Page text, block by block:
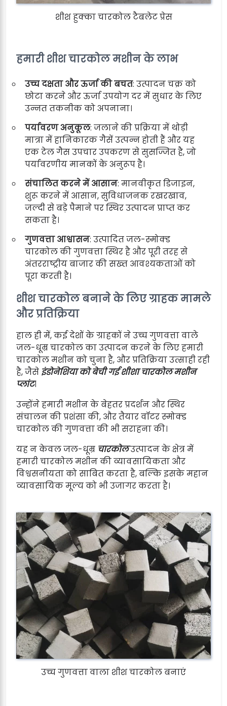
शीश हुक्का चारकोल टैबलेट प्रेस
हमारी शीश चारकोल मशीन के लाभ
उच्च दक्षता और ऊर्जा की बचत: उत्पादन चक्र को
छोटा करने और ऊर्जा उपयोग दर में सुधार के लिए
उन्नत तकनीक को अपनाना।
पर्यावरण अनुकूल: जलाने की प्रक्रिया में थोड़ी
मात्रा में हानिकारक गैसें उत्पन्न होती हैं और यह
एक टेल गैस उपचार उपकरण से सुसज्जित है, जो
पर्यावरणीय मानकों के अनुरूप है।
संचालित करने में आसान: मानवीकृत डिजाइन,
शुरू करने में आसान, सुविधाजनक रखरखाव,
जल्दी से बड़े पैमाने पर स्थिर उत्पादन प्राप्त कर
सकता है।
गुणवत्ता आश्वासन: उत्पादित जल-स्मोक्ड
चारकोल की गुणवत्ता स्थिर है और पूरी तरह से
अंतरराष्ट्रीय बाजार की सख्त आवश्यकताओं को
पूरा करती है।
शीश चारकोल बनाने के लिए ग्राहक मामले
और प्रतिक्रिया
हाल ही में, कई देशों के ग्राहकों ने उच्च गुणवत्ता वाले
जल-धूम्र चारकोल का उत्पादन करने के लिए हमारी
चारकोल मशीन को चुना है, और प्रतिक्रिया उत्साही रही
है, जैसे इंडोनेशिया को बेची गई शीशा चारकोल मशीन
प्लांट।
उन्होंने हमारी मशीन के बेहतर प्रदर्शन और स्थिर
संचालन की प्रशंसा की, और तैयार वॉटर स्मोक्ड
चारकोल की गुणवत्ता की भी सराहना की।
यह न केवल जल-धूम्र चारकोलउत्पादन के क्षेत्र में
हमारी चारकोल मशीन की व्यावसायिकता और
विश्वसनीयता को साबित करता है, बल्कि इसके महान
व्यावसायिक मूल्य को भी उजागर करता है।
उच्च गुणवत्ता वाला शीश चारकोल बनाएं